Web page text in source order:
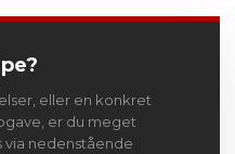
eller en konkret
er du meget
nedenstående